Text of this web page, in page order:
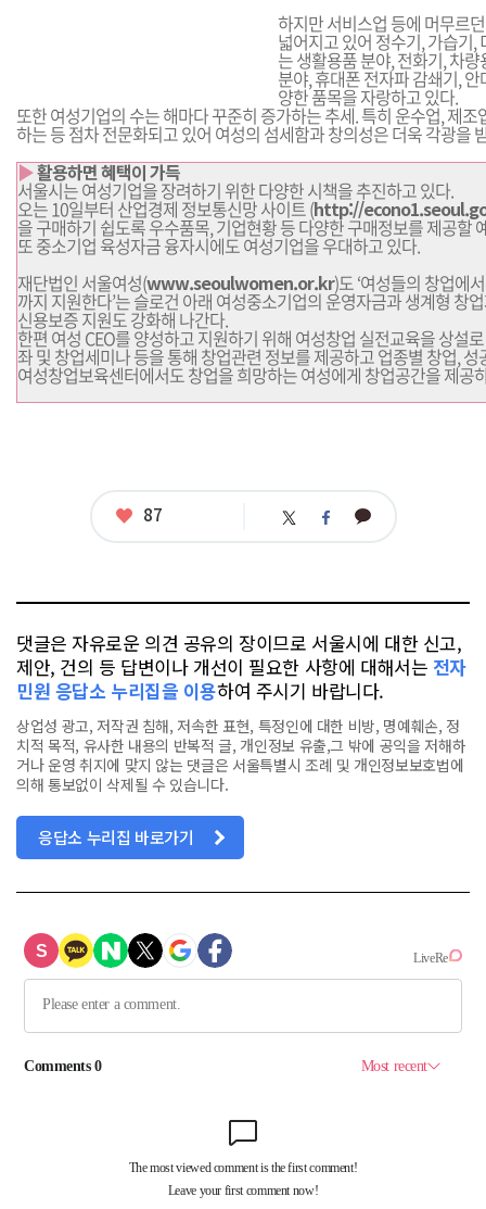
하지만 서비스업 등에 머무르
넓어지고 있어 정수기, 가습기,
는 생활용품 분야, 전화기, 차
분야, 휴대폰 전자파 감쇄기,
양한 품목을 자랑하고 있다.
또한 여성기업의 수는 해마다 꾸준히 증가하는 추세. 특히 운수업, 제
하는 등 점차 전문화되고 있어 여성의 섬세함과 창의성은 더욱 각광을
▶활용하면 혜택이 가득
서울시는 여성기업을 장려하기 위한 다양한 시책을 추진하고 있다.
오는 10일부터 산업경제 정보통신망 사이트 (http://
을 구매하기 쉽도록 우수품목, 기업현황 등 다양한 구매정보를 제공할
또 중소기업 육성자금 융자시에도 여성기업을 우대하고 있다.
재단법인 서울여성(www.seoulwomen.or.kr)도 ‘여성들의 창업에
까지 지원한다’는 슬로건 아래 여성중소기업의 운영자금과 생계형 창
신용보증 지원도 강화해 나간다.
한편 여성 CEO를 양성하고 지원하기 위해 여성창업 실전교육을 상설
좌 및 창업세미나 등을 통해 창업관련 정보를 제공하고 업종별 창업,
여성창업보육센터에서도 창업을 희망하는 여성에게 창업공간을 제공
좋
87 트 페 카
댓글은 자유로운 의견 공유의 장이므로 서울시에 대한 신고,
제안, 건의 등 답변이나 개선이 필요한 사항에 대해서는 전자
민원 응답소 누리집을 이용하여 주시기 바랍니다.
상업성 광고, 저작권 침해, 저속한 표현, 특정인에 대한 비방, 명예훼손, 정
치적 목적, 유사한 내용의 반복적 글, 개인정보 유출,그 밖에 공익을 저해하
거나 운영 취지에 맞지 않는 댓글은 서울특별시 조례 및 개인정보보호법에
의해 통보없이 삭제될 수 있습니다.
응답소 누리집 바로가기